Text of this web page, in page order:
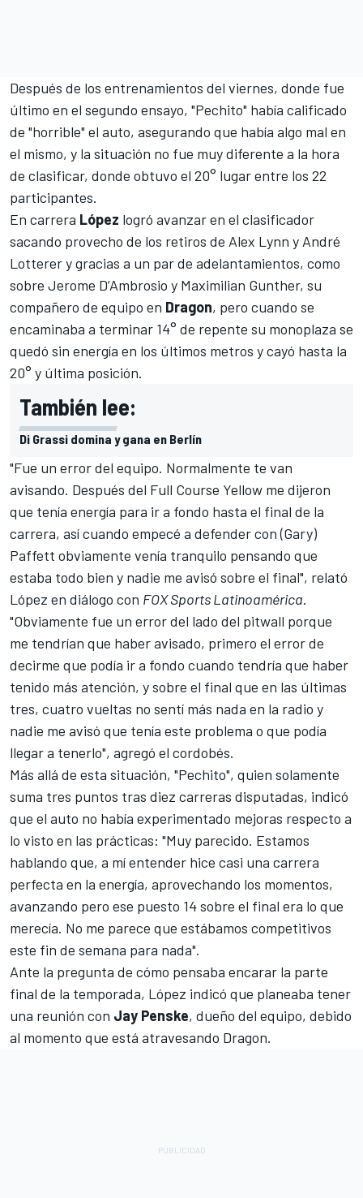
Después de los entrenamientos del viernes, donde fue
último en el segundo ensayo, "Pechito" había calificado
de "horrible" el auto, asegurando que había algo mal en
el mismo, y la situación no fue muy diferente a la hora
de clasificar, donde obtuvo el 20° lugar entre los 22
participantes.
En carrera López logró avanzar en el clasificador
sacando provecho de los retiros de Alex Lynn y André
Lotterer y gracias a un par de adelantamientos, como
sobre Jerome D’Ambrosio y Maximilian Gunther, su
compañero de equipo en Dragon, pero cuando se
encaminaba a terminar 14° de repente su monoplaza se
quedó sin energía en los últimos metros y cayó hasta la
20° y última posición.
También lee:
Di Grassi domina y gana en Berlín
"Fue un error del equipo. Normalmente te van
avisando. Después del Full Course Yellow me dijeron
que tenía energía para ir a fondo hasta el final de la
carrera, así cuando empecé a defender con (Gary)
Paffett obviamente venía tranquilo pensando que
estaba todo bien y nadie me avisó sobre el final", relató
López en diálogo con FOX Sports Latinoamérica.
"Obviamente fue un error del lado del pitwall porque
me tendrían que haber avisado, primero el error de
decirme que podía ir a fondo cuando tendría que haber
tenido más atención, y sobre el final que en las últimas
tres, cuatro vueltas no sentí más nada en la radio y
nadie me avisó que tenía este problema o que podía
llegar a tenerlo", agregó el cordobés.
Más allá de esta situación, "Pechito", quien solamente
suma tres puntos tras diez carreras disputadas, indicó
que el auto no había experimentado mejoras respecto a
lo visto en las prácticas: "Muy parecido. Estamos
hablando que, a mí entender hice casi una carrera
perfecta en la energía, aprovechando los momentos,
avanzando pero ese puesto 14 sobre el final era lo que
merecía. No me parece que estábamos competitivos
este fin de semana para nada".
Ante la pregunta de cómo pensaba encarar la parte
final de la temporada, López indicó que planeaba tener
una reunión con Jay Penske, dueño del equipo, debido
al momento que está atravesando Dragon.